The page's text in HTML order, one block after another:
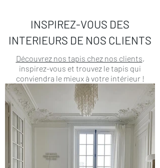
INSPIREZ-VOUS DES
INTERIEURS DE NOS CLIENTS
Découvrez nos tapis chez nos clients,
inspirez-vous et trouvez le tapis qui
conviendra le mieux à votre intérieur !